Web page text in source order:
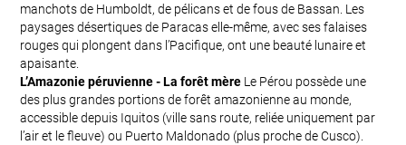
manchots de Humboldt, de pélicans et de fous de Bassan. Les
paysages désertiques de Paracas elle-même, avec ses falaises
rouges qui plongent dans l’Pacifique, ont une beauté lunaire et
apaisante.
L’Amazonie péruvienne - La forêt mère Le Pérou possède une
des plus grandes portions de forêt amazonienne au monde,
accessible depuis Iquitos (ville sans route, reliée uniquement par
l’air et le fleuve) ou Puerto Maldonado (plus proche de Cusco).